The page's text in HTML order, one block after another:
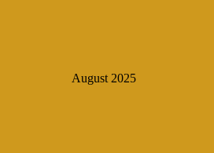
August 2025